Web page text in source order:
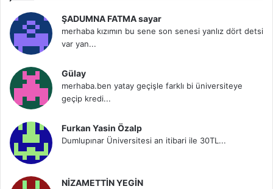
ŞADUMNA FATMA sayar
merhaba kızımın bu sene son senesi yanlız dört detsi
var yan...
Gülay
merhaba.ben yatay geçişle farklı bi üniversiteye
geçip kredi...
Furkan Yasin Özalp
Dumlupınar Üniversitesi an itibari ile 30TL...
NİZAMETTİN YEGİN